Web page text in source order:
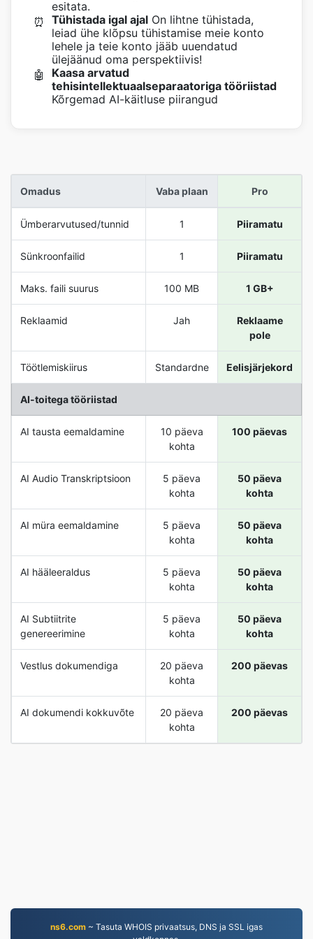
esitata.
⏰
Tühistada igal ajal On lihtne tühistada,
leiad ühe klõpsu tühistamise meie konto
lehele ja teie konto jääb uuendatud
ülejäänud oma perspektiivis!
🤖
Kaasa arvatud
tehisintellektuaalseparaatoriga tööriistad
Kõrgemad AI-käitluse piirangud
Omadus Vaba plaan Pro
Ümberarvutused/tunnid 1 Piiramatu
Sünkroonfailid 1 Piiramatu
Maks. faili suurus 100 MB 1 GB+
Reklaamid Jah
Reklaame
pole
Töötlemiskiirus Standardne Eelisjärjekord
AI-toitega tööriistad
AI tausta eemaldamine
10 päeva
kohta
100 päevas
AI Audio Transkriptsioon
5 päeva
kohta
50 päeva
kohta
AI müra eemaldamine
5 päeva
kohta
50 päeva
kohta
AI hääleeraldus
5 päeva
kohta
50 päeva
kohta
AI Subtiitrite
genereerimine
5 päeva
kohta
50 päeva
kohta
Vestlus dokumendiga
20 päeva
kohta
200 päevas
AI dokumendi kokkuvõte
20 päeva
kohta
200 päevas
ns6.com ~ Tasuta WHOIS privaatsus, DNS ja SSL igas